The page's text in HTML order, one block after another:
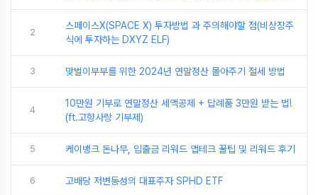
2
스페이스X(SPACE X) 투자방법 과 주의해야할 점(비상장주
식에 투자하는 DXYZ ELF)
3 맞벌이부부를 위한 2024년 연말정산 몰아주기 절세 방법
4
10만원 기부로 연말정산 세액공제 + 답례품 3만원 받는 법!
(ft.고향사랑 기부제)
5 케이뱅크 돈나무, 입출금 리워드 앱테크 꿀팁 및 리워드 후기
6 고배당 저변동성의 대표주자 SPHD ETF